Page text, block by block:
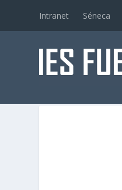
Intranet Séneca